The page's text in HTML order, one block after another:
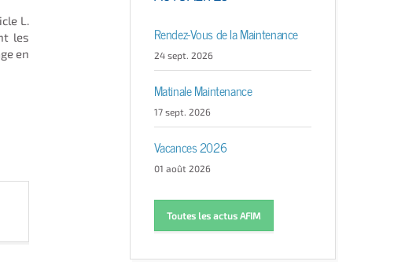
L.
les
en
Rendez-Vous de la Maintenance
24 sept. 2026
Matinale Maintenance
17 sept. 2026
Vacances 2026
01 août 2026
Toutes les actus AFIM